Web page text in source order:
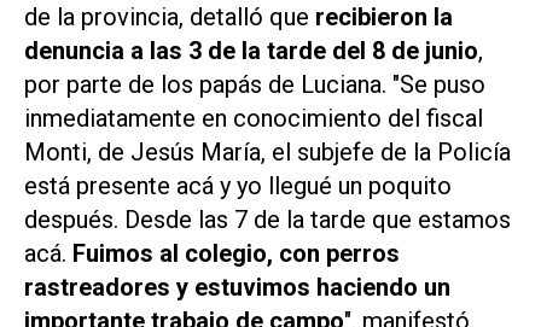
de la provincia, detalló que recibieron la
denuncia a las 3 de la tarde del 8 de junio,
por parte de los papás de Luciana. "Se puso
inmediatamente en conocimiento del fiscal
Monti, de Jesús María, el subjefe de la Policía
está presente acá y yo llegué un poquito
después. Desde las 7 de la tarde que estamos
acá. Fuimos al colegio, con perros
rastreadores y estuvimos haciendo un